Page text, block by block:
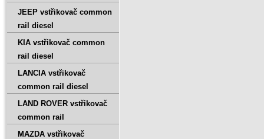
JEEP vstřikovač common
rail diesel
KIA vstřikovač common
rail diesel
LANCIA vstřikovač
common rail diesel
LAND ROVER vstřikovač
common rail
MAZDA vstřikovač